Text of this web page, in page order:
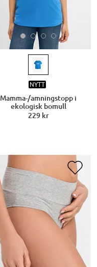
NYTT
Mamma-/amningstopp i
ekologisk bomull
229 kr